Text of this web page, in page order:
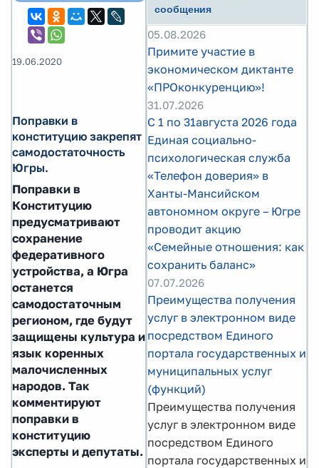
19.06.2020
Поправки в
конституцию закрепят
самодостаточность
Югры.
Поправки в
Конституцию
предусматривают
сохранение
федеративного
устройства, а Югра
останется
самодостаточным
регионом, где будут
защищены культура и
язык коренных
малочисленных
народов. Так
комментируют
поправки в
конституцию
эксперты и депутаты.
сообщения
05.08.2026
Примите участие в
экономическом диктанте
«ПРОконкуренцию»!
31.07.2026
С 1 по 31августа 2026 года
Единая социально-
психологическая служба
«Телефон доверия» в
Ханты-Мансийском
автономном округе – Югре
проводит акцию
«Семейные отношения: как
сохранить баланс»
07.07.2026
Преимущества получения
услуг в электронном виде
посредством Единого
портала государственных и
муниципальных услуг
(функций)
Преимущества получения
услуг в электронном виде
посредством Единого
портала государственных и